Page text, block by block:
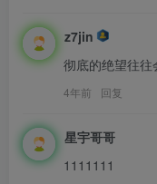
z7jin
彻底的绝望往
4年前 回复
星宇哥哥
1111111